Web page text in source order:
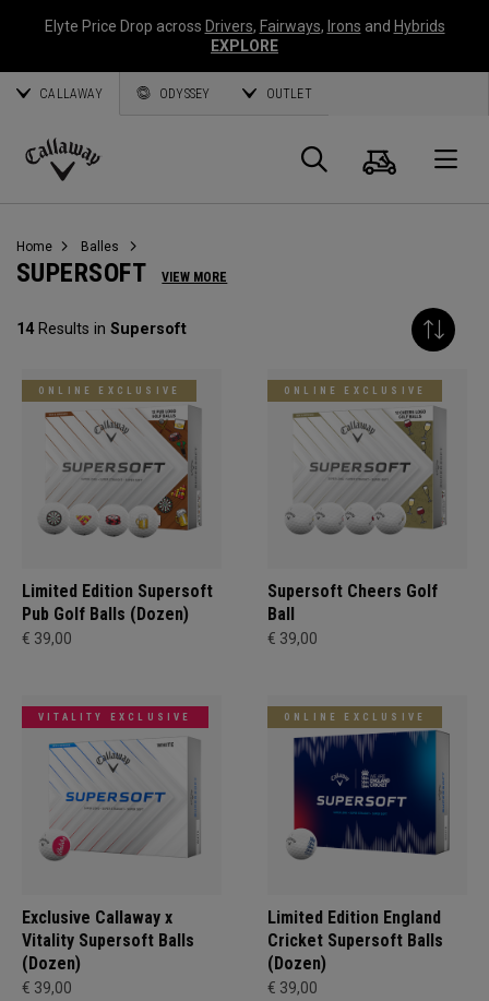
Elyte Price Drop across Drivers, Fairways, Irons and Hybrids
EXPLORE
CALLAWAY ODYSSEY OUTLET
Callaway
Panier
Home Balles
SUPERSOFT VIEW MORE
14Results in Supersoft
ONLINE EXCLUSIVE
Limited Edition Supersoft
Pub Golf Balls (Dozen)
€ 39,00
ONLINE EXCLUSIVE
Supersoft Cheers Golf
Ball
€ 39,00
VITALITY EXCLUSIVE
Exclusive Callaway x
Vitality Supersoft Balls
(Dozen)
€ 39,00
ONLINE EXCLUSIVE
Limited Edition England
Cricket Supersoft Balls
(Dozen)
€ 39,00